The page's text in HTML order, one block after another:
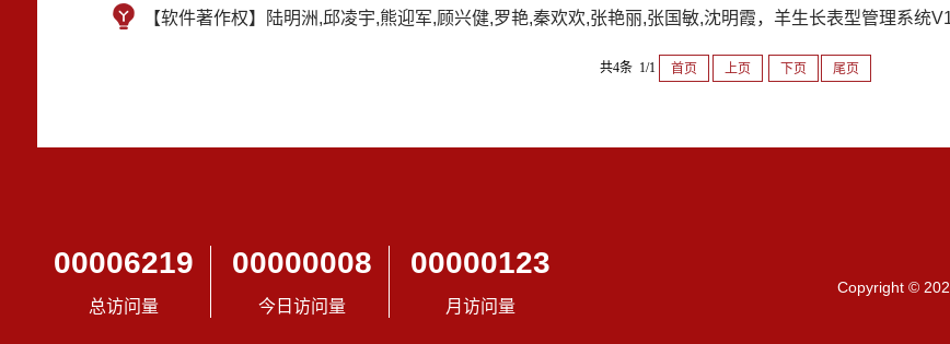
【软件著作权】陆明洲,邱凌宇,熊迎军,顾兴健,罗艳,秦欢欢,张艳丽,张国敏,沈明霞，羊生长表型管理系统
共4条 1/1 首页 上页 下页 尾页
00006219
总访问量
00000008
今日访问量
00000123
月访问量
Copyright ©